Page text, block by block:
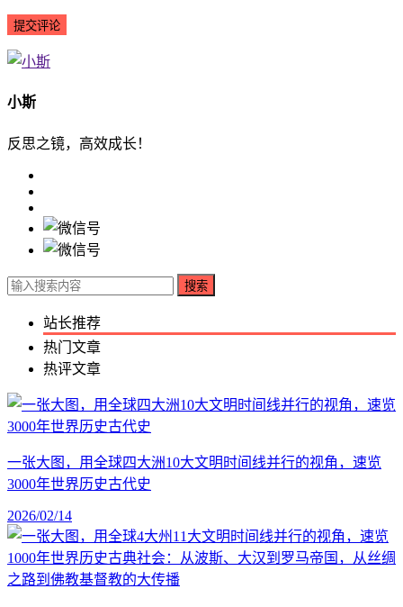
小斯
反思之镜，高效成长！
搜索
站长推荐
热门文章
热评文章
一张大图，用全球四大洲10大文明时间线并行的视角，速览
3000年世界历史古代史
2026/02/14